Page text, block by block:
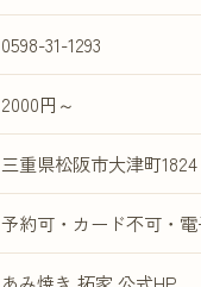
0598-31-1293
2000円～
三重県松阪市大津町1824
予約可・カード不可・